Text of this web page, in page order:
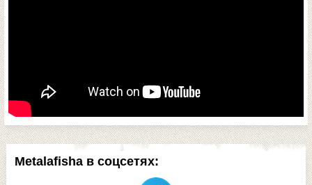
Metalafisha в соцсетях: